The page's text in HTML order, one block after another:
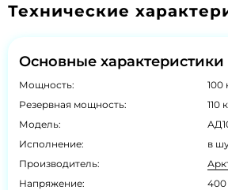
Технические
Основные характеристики
Мощность:
100
Резервная мощность:
110
Модель:
Исполнение:
в
Производитель:
Напряжение: